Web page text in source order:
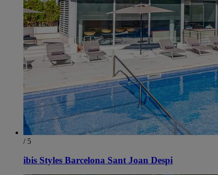
/ 5
ibis Styles Barcelona Sant Joan Despi